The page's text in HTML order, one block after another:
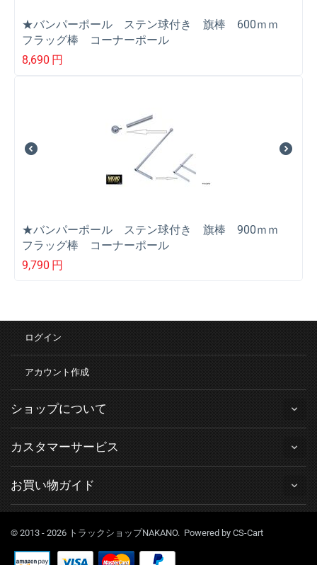
★バンパーポール ステン球付き 旗棒 600ｍｍ
フラッグ棒 コーナーポール
8,690 円
★バンパーポール ステン球付き 旗棒 900ｍｍ
フラッグ棒 コーナーポール
9,790 円
ログイン
アカウント作成
ショップについて
カスタマーサービス
お買い物ガイド
© 2013 - 2026 トラックショップNAKANO. Powered by CS-Cart